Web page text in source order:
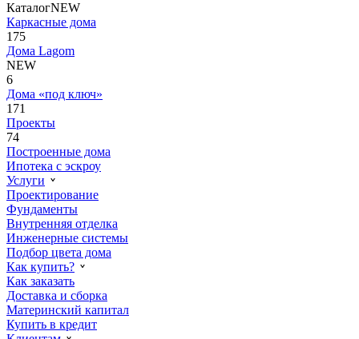
КаталогNEW
Каркасные дома
175
Дома Lagom
NEW
6
Дома «под ключ»
171
Проекты
74
Построенные дома
Ипотека с эскроу
Услуги
Проектирование
Фундаменты
Внутренняя отделка
Инженерные системы
Подбор цвета дома
Как купить?
Как заказать
Доставка и сборка
Материнский капитал
Купить в кредит